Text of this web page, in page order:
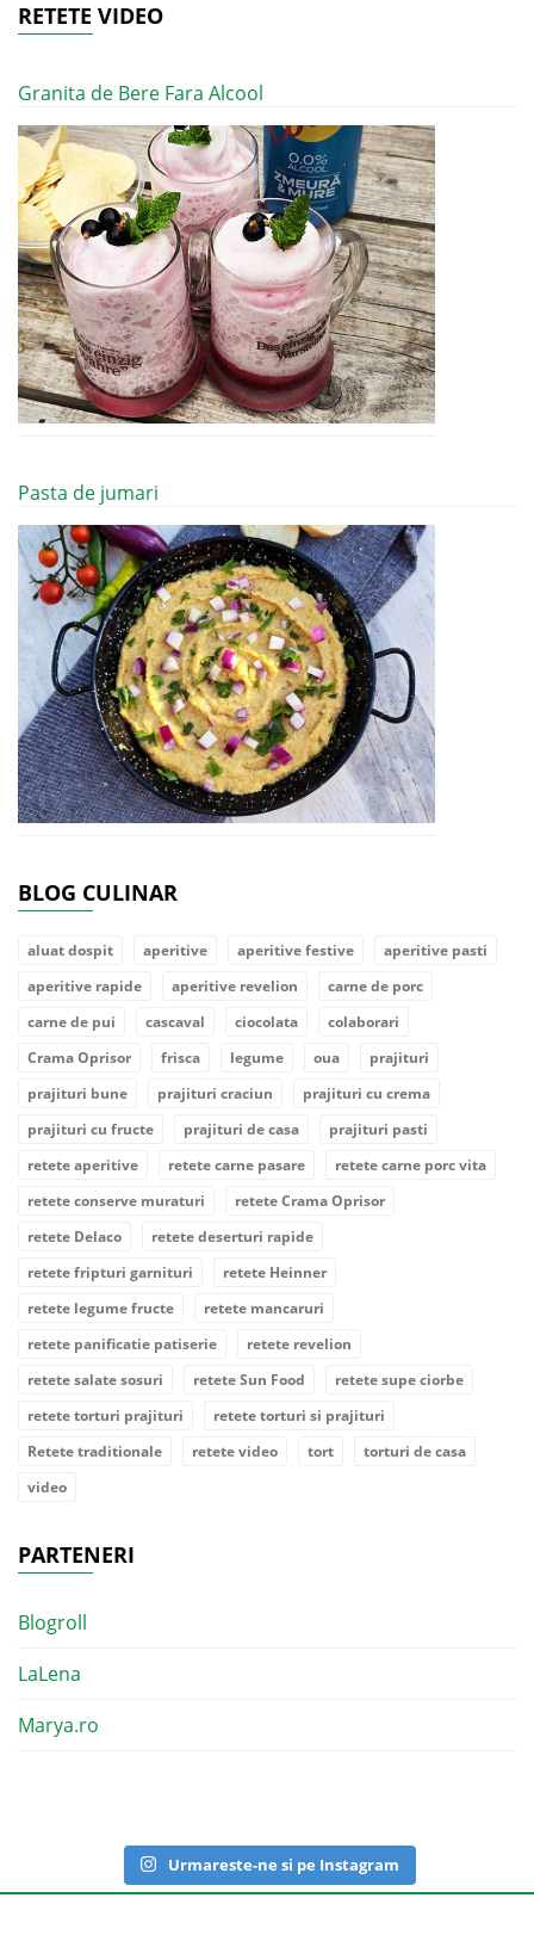
RETETE VIDEO
Granita de Bere Fara Alcool
Pasta de jumari
BLOG CULINAR
aluat dospit aperitive aperitive festive
aperitive pasti
aperitive rapide
aperitive revelion
carne de porc
carne de pui
cascaval ciocolata
colaborari
Crama Oprisor
frisca legume oua
prajituri
prajituri bune
prajituri craciun
prajituri cu crema
prajituri cu fructe
prajituri de casa
prajituri pasti
retete aperitive
retete carne pasare
retete carne porc vita
retete conserve muraturi
retete Crama Oprisor
retete Delaco
retete deserturi rapide
retete fripturi garnituri
retete Heinner
retete legume fructe
retete mancaruri
retete panificatie patiserie
retete revelion
retete salate sosuri
retete Sun Food
retete supe ciorbe
retete torturi prajituri
retete torturi si prajituri
Retete traditionale
retete video tort
torturi de casa
video
PARTENERI
Blogroll
LaLena
Marya.ro
Urmareste-ne si pe Instagram